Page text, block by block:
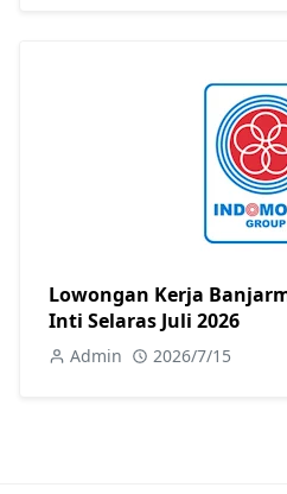
Lowongan Kerja
Inti Selaras Juli 2026
Admin 2026/7/15